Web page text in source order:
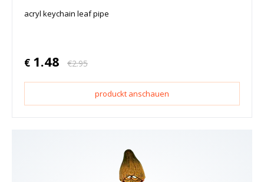
acryl keychain leaf pipe
€ 1.48 €2.95
produckt anschauen